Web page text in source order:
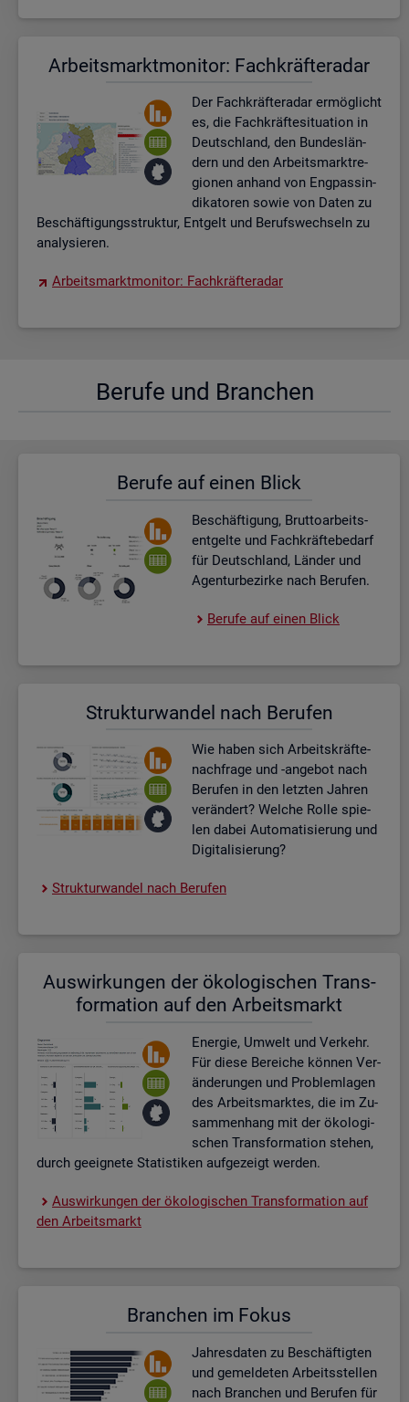
Ar­beits­markt­mo­ni­tor: Fach­kräf­te­ra­dar
Der Fach­kräf­te­ra­dar er­mög­licht
es, die Fach­kräf­te­si­tua­ti­on in
Deutsch­land, den Bun­des­län­
dern und den Ar­beits­markt­re­
gio­nen an­hand von Eng­pas­sin­
di­ka­to­ren sowie von Daten zu
Be­schäf­ti­gungs­struk­tur, Ent­gelt und Be­rufs­wech­seln zu
ana­ly­sie­ren.
Ar­beits­markt­mo­ni­tor: Fach­kräf­te­ra­dar
Be­ru­fe und Bran­chen
Be­ru­fe auf einen Blick
Be­schäf­ti­gung, Brut­to­ar­beits­
ent­gel­te und Fach­kräf­te­be­darf
für Deutsch­land, Län­der und
Agen­tur­be­zir­ke nach Be­ru­fen.
Be­ru­fe auf einen Blick
Struk­tur­wan­del nach Be­ru­fen
Wie haben sich Ar­beits­kräf­te­
nach­fra­ge und -an­ge­bot nach
Be­ru­fen in den letz­ten Jah­ren
ver­än­dert? Wel­che Rolle spie­
len dabei Au­to­ma­ti­sie­rung und
Di­gi­ta­li­sie­rung?
Struk­tur­wan­del nach Be­ru­fen
Aus­wir­kun­gen der öko­lo­gi­schen Trans­
for­ma­ti­on auf den Ar­beits­markt
En­er­gie, Um­welt und Ver­kehr.
Für diese Be­rei­che kön­nen Ver­
än­de­run­gen und Pro­blem­la­gen
des Ar­beits­mark­tes, die im Zu­
sam­men­hang mit der öko­lo­gi­
schen Trans­for­ma­ti­on ste­hen,
durch ge­eig­ne­te Sta­tis­ti­ken auf­ge­zeigt wer­den.
Aus­wir­kun­gen der öko­lo­gi­schen Trans­for­ma­ti­on auf
den Ar­beits­markt
Bran­chen im Fokus
Jah­res­da­ten zu Be­schäf­tig­ten
und ge­mel­de­ten Ar­beits­stel­len
nach Bran­chen und Be­ru­fen für